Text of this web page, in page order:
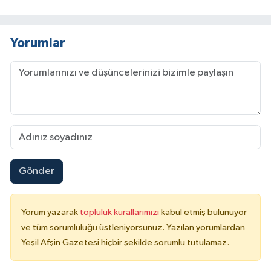
Yorumlar
Gönder
Yorum yazarak topluluk kurallarımızı kabul etmiş bulunuyor
ve tüm sorumluluğu üstleniyorsunuz. Yazılan yorumlardan
Yeşil Afşin Gazetesi hiçbir şekilde sorumlu tutulamaz.